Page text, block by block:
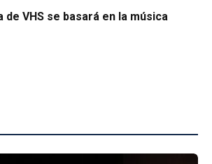
de VHS se basará en la música